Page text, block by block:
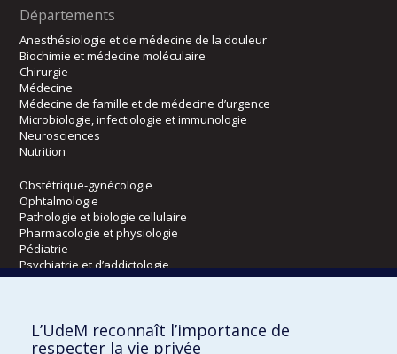
Départements
Anesthésiologie et de médecine de la douleur
Biochimie et médecine moléculaire
Chirurgie
Médecine
Médecine de famille et de médecine d’urgence
Microbiologie, infectiologie et immunologie
Neurosciences
Nutrition
Obstétrique-gynécologie
Ophtalmologie
Pathologie et biologie cellulaire
Pharmacologie et physiologie
Pédiatrie
Psychiatrie et d’addictologie
Radiologie, radio-oncologie et médecine nucléaire
Écoles
L’UdeM reconnaît l’importance de
respecter la vie privée